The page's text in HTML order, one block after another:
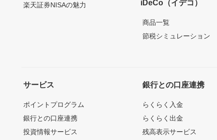
楽天証券NISAの魅力 iDeCo（イデコ）
商品一覧
節税シミュレーション
サービス
ポイントプログラム
銀行との口座連携
投資情報サービス
銀行との口座連携
らくらく入金
らくらく出金
残高表示サービス